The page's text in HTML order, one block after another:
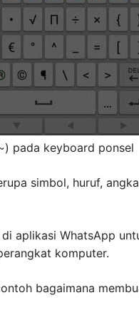
pada keyboard ponsel
simbol, huruf,
aplikasi WhatsApp
komputer.
bagaimana